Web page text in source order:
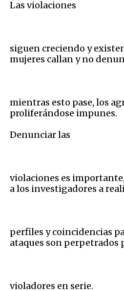
Las violaciones
siguen creciendo y
mujeres callan y no
mientras esto pase, los
proliferándose impunes.
Denunciar las
violaciones es
a los investigadores a
perfiles y coincidencias
ataques son perpetrados
violadores en serie.